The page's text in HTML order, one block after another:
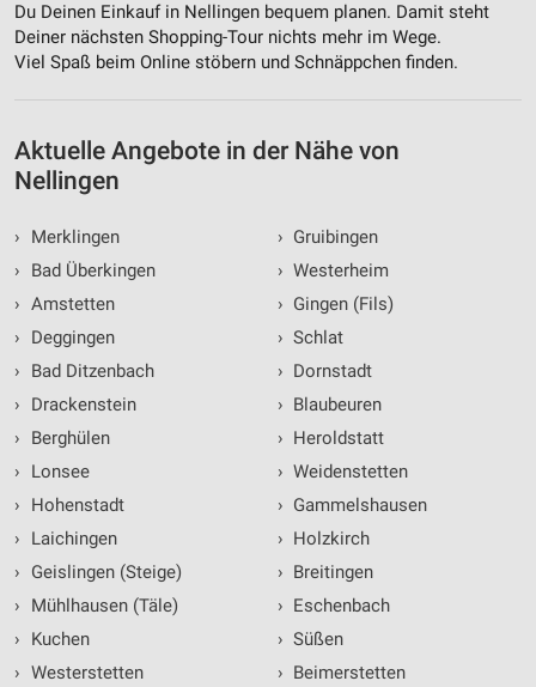
Du Deinen Einkauf in Nellingen bequem planen. Damit steht
Deiner nächsten Shopping-Tour nichts mehr im Wege.
Viel Spaß beim Online stöbern und Schnäppchen finden.
Aktuelle Angebote in der Nähe von
Nellingen
›
Merklingen
›
Bad Überkingen
› Amstetten
›
Deggingen
›
Bad Ditzenbach
›
Drackenstein
›
Berghülen
›
Lonsee
›
Hohenstadt
›
Laichingen
›
Geislingen (Steige)
›
Mühlhausen (Täle)
›
Kuchen
› Westerstetten
› Gruibingen
› Westerheim
› Gingen (Fils)
› Schlat
› Dornstadt
› Blaubeuren
› Heroldstatt
› Weidenstetten
› Gammelshausen
› Holzkirch
› Breitingen
› Eschenbach
› Süßen
› Beimerstetten